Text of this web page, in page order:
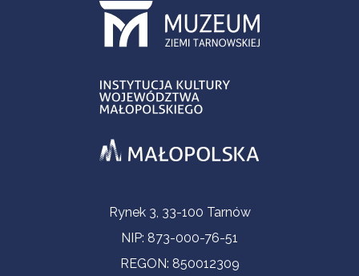
Informacje kontaktoweRynek 3, 33-100 Tarnów
NIP: 873-000-76-51
REGON: 850012309